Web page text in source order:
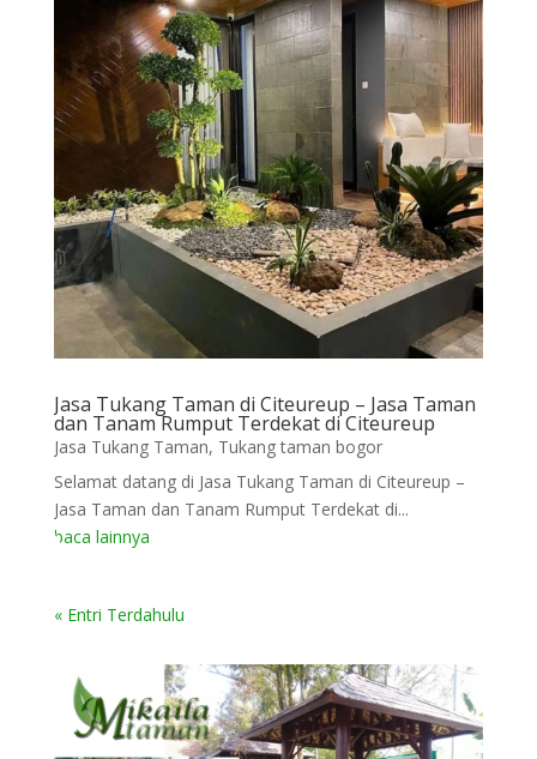
Jasa Tukang Taman di Citeureup – Jasa Taman
dan Tanam Rumput Terdekat di Citeureup
Jasa Tukang Taman, Tukang taman bogor
Selamat datang di Jasa Tukang Taman di Citeureup –
Jasa Taman dan Tanam Rumput Terdekat di...
baca lainnya
« Entri Terdahulu